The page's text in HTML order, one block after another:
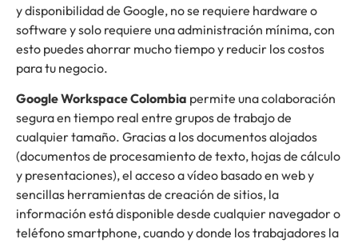
y disponibilidad de Google, no se requiere hardware o
software y solo requiere una administración mínima, con
esto puedes ahorrar mucho tiempo y reducir los costos
para tu negocio.
Google Workspace Colombia permite una colaboración
segura en tiempo real entre grupos de trabajo de
cualquier tamaño. Gracias a los documentos alojados
(documentos de procesamiento de texto, hojas de cálculo
y presentaciones), el acceso a vídeo basado en web y
sencillas herramientas de creación de sitios, la
información está disponible desde cualquier navegador o
teléfono smartphone, cuando y donde los trabajadores la